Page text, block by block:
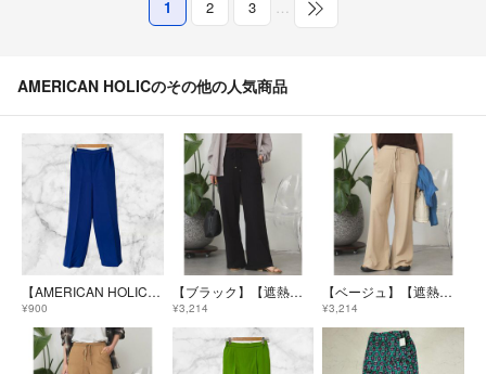
1 2 3 …
AMERICAN HOLICのその他の人気商品
【AMERICAN HOLIC】美・美・美ストレートカラーパンツ/ロイヤルブルー/S
¥900
【ブラック】【遮熱】ベイカーニットパンツ
¥3,214
【ベージュ】【遮熱】ベイカーニットパンツ
¥3,214